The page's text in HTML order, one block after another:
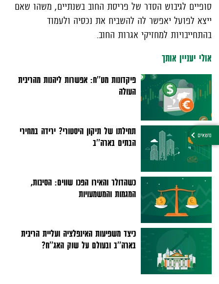
סופיים לגיבוש הסדר של פריסת החוב בשנתיים, משהו שאם
ייצא לפועל יאפשר לה להשביח את נכסיה ולעמוד
בהתחייבויות למחזיקי אגרות החוב.
אולי יעניין אותך
פיקדונות מט''ח: אפשרות ליהנות מהריבית
העולה
תחילתו של תיקון היסטורי? ירידה במחירי
הבתים בארה''ב
כשהדולר והאירו הפכו שווים: הסיבות,
המגמות והמשמעויות
כיצד משפיעות האינפלציה ועליית הריבית
בארה''ב ובעולם על שוק האג''ח?